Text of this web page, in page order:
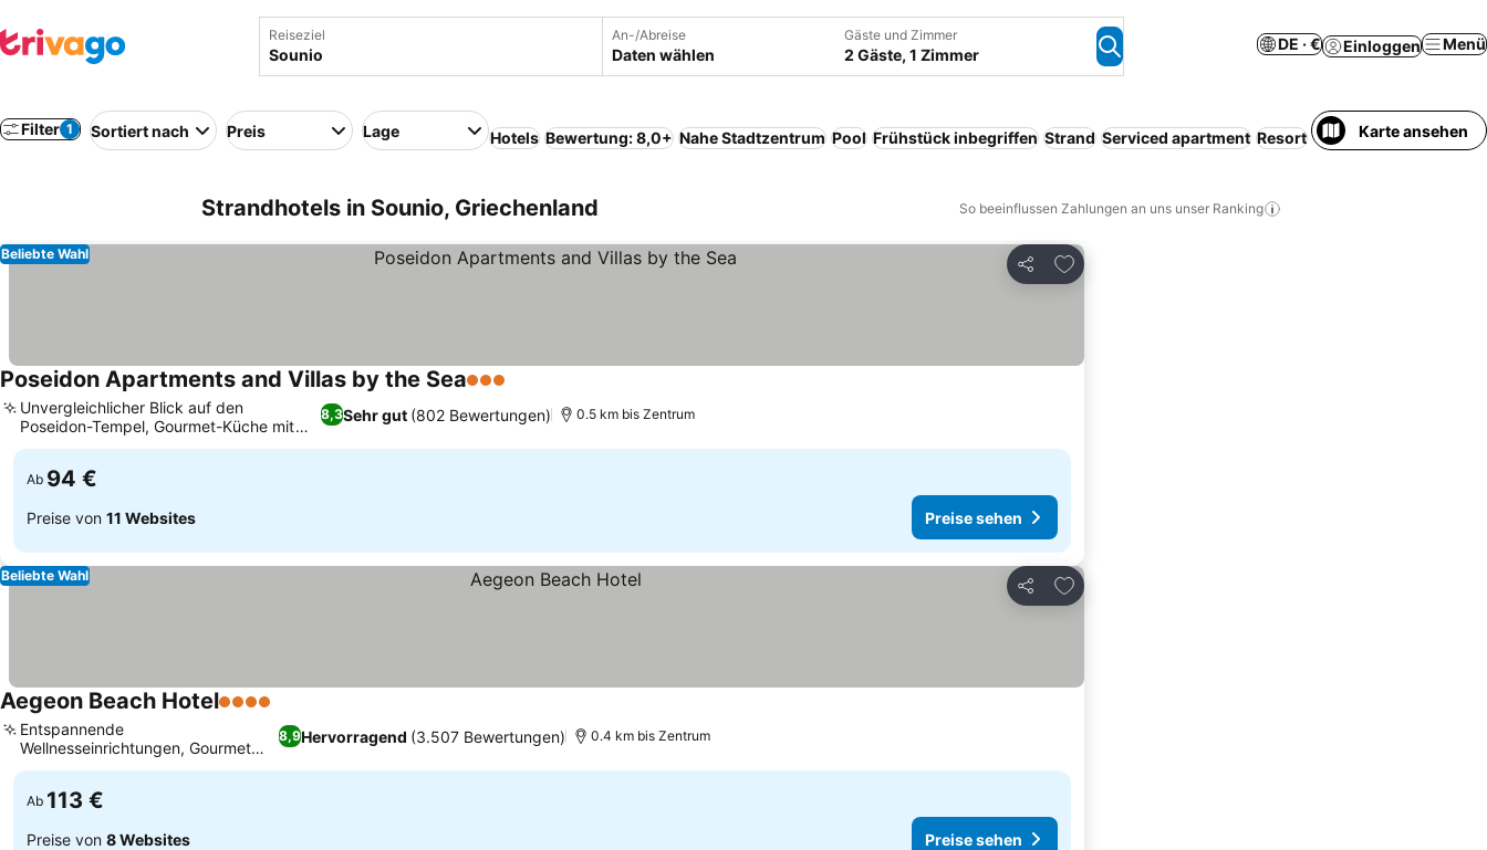
Reiseziel An-/Abreise
Daten wählen
Gäste und Zimmer
2 Gäste, 1 Zimmer
DE · € Einloggen Menü
Filter 1 Sortiert nach Preis Lage Hotels Bewertung: 8,0+ Nahe Stadtzentrum Pool Frühstück inbegriffen Strand Serviced apartment Resort Familien Klimaanlage
Karte ansehen
Strandhotels in Sounio, Griechenland So beeinflussen Zahlungen an uns unser Ranking
Teilen
Zu Favoriten hinzufügen
Beliebte Wahl
Poseidon Apartments and Villas by the Sea3 Sterne
8,3Sehr gut (802 Bewertungen)
Unvergleichlicher Blick auf den
Poseidon-Tempel, Gourmet-Küche mit
Gartenprodukten
0.5 km bis Zentrum
Ab 94 €
Preise von 11 Websites Preise sehen
Teilen
Zu Favoriten hinzufügen
Beliebte Wahl
Aegeon Beach Hotel4 Sterne
8,9Hervorragend (3.507 Bewertungen)
Entspannende
Wellnesseinrichtungen, Gourmet
griechische Küche im Veranda
0.4 km bis Zentrum
Ab 113 €
Preise von 8 Websites Preise sehen